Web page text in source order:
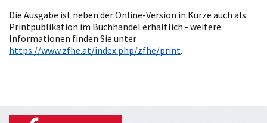
Die Ausgabe ist neben der Online-Version in Kürze auch als
Printpublikation im Buchhandel erhältlich - weitere
Informationen finden Sie unter
https://www.zfhe.at/index.php/zfhe/print.